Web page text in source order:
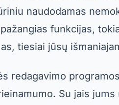
naudodamas
funkcijas,
tiesiai jūsų
redagavimo
Su jais